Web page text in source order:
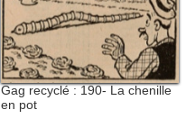
Gag recyclé : 190- La chenille
en pot